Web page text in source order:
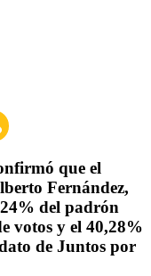
que el
Fernández,
del padrón
votos y el 40,28%
de Juntos por